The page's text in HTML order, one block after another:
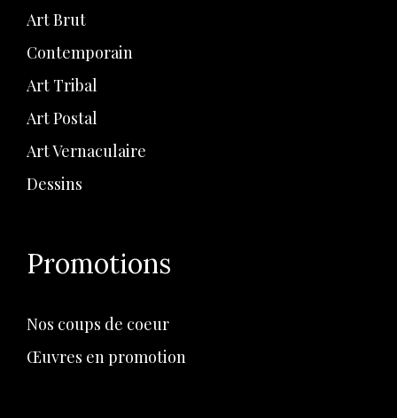
Art Brut
Contemporain
Art Tribal
Art Postal
Art Vernaculaire
Dessins
Promotions
Nos coups de coeur
Œuvres en promotion